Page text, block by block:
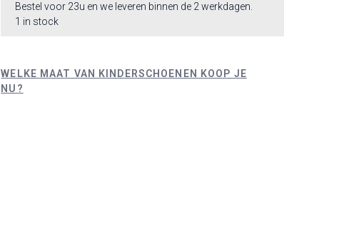
Bestel voor 23u en we leveren binnen de 2 werkdagen.
1 in stock
WELKE MAAT VAN KINDERSCHOENEN KOOP JE
NU?